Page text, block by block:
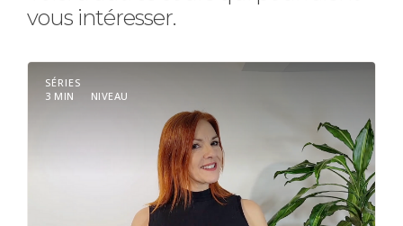
vous intéresser.
SÉRIES
3 MIN
NIVEAU